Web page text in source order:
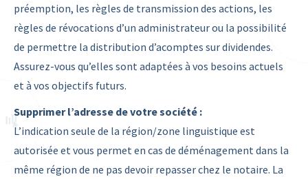
préemption, les règles de transmission des actions, les
règles de révocations d’un administrateur ou la possibilité
de permettre la distribution d’acomptes sur dividendes.
Assurez-vous qu’elles sont adaptées à vos besoins actuels
et à vos objectifs futurs.
Supprimer l’adresse de votre société :
L’indication seule de la région/zone linguistique est
autorisée et vous permet en cas de déménagement dans la
même région de ne pas devoir repasser chez le notaire. La